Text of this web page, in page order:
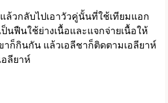
ล้วกลับไปเอาวัวคู่นั้นที่ใช้เทียมแอก
นฟืนใช้ย่างเนื้อและแจกจ่ายเนื้อให้
ก็กินกัน แล้วเอลีชาก็ติดตามเอลียาห์
ลียาห์